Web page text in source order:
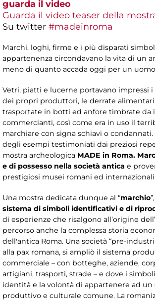
guarda il video
Guarda il video teaser della
Su twitter #madeinroma
Marchi, loghi, firme e i più disparati
appartenenza circondavano la vita di un
meno di quanto accada oggi per un
Vetri, piatti e lucerne portavano impressi
dei propri produttori, le derrate
trasportate in botti ed anfore timbrate da
commercianti, così come era in uso il
marchiare con signa schiavi o condannati.
degli esempi testimoniati dai preziosi
mostra archeologica MADE in Roma.
e di possesso nella società antica e
prestigiosi musei romani ed
Una mostra dedicata dunque al “marchio
sistema di simboli identificativi e di
di esperienze che risalgono all’origine
percorso anche la complessa storia
dell'antica Roma. Una società “pre-
alla pax romana, si ampliò il sistema
commerciale – con botteghe, aziende,
artigiani, trasporti, strade – e dove i
identità e la volontà di appartenere ad un
produttivo e culturale comune. La